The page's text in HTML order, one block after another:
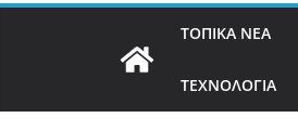
ΤΟΠΙΚΑ ΝΕΑ
ΤΕΧΝΟΛΟΓΙΑ